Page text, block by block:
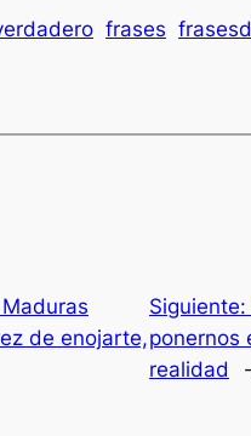
frases
Maduras
de enojarte,
Siguiente:
ponernos
realidad